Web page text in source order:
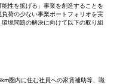
性を拡げる」事業を創造することを
荷の少ない事業ポートフォリオを実
境問題の解決に向けて以下の取り組
圏内に住む社員への家賃補助等、職